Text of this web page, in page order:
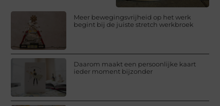
Meer bewegingsvrijheid op het werk
begint bij de juiste stretch werkbroek
Daarom maakt een persoonlijke kaart
ieder moment bijzonder